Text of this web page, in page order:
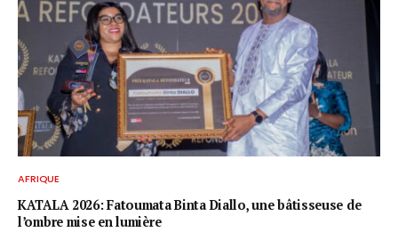
AFRIQUE
KATALA 2026: Fatoumata Binta Diallo, une bâtisseuse de
l’ombre mise en lumière